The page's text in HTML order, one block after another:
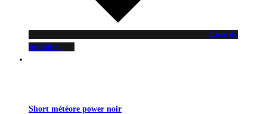
Liste de
souhaits
Short météore power noir